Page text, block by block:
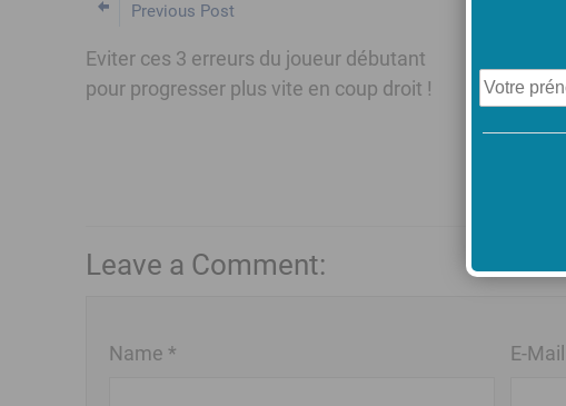
Previous Post
Eviter ces 3 erreurs du joueur débutant
pour progresser plus vite en coup droit !
Leave a Comment:
Name * E-